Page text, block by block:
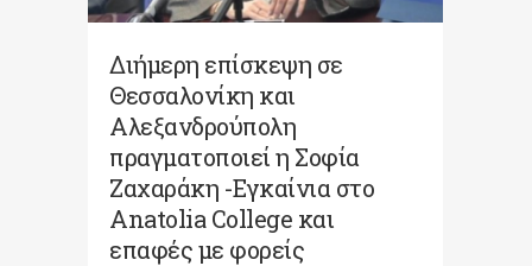
Διήμερη επίσκεψη σε
Θεσσαλονίκη και
Αλεξανδρούπολη
πραγματοποιεί η Σοφία
Ζαχαράκη -Εγκαίνια στο
Anatolia College και
επαφές με φορείς